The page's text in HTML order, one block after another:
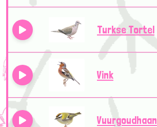
Turkse Tortel
Vink
Vuurgoudhaan